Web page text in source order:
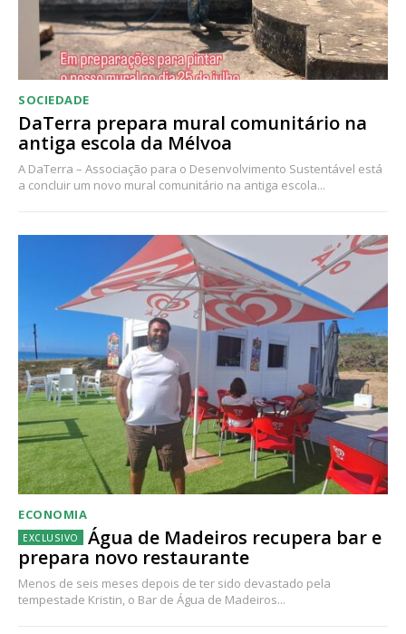
Escolha o plano
SOCIEDADE
DaTerra prepara mural comunitário na
antiga escola da Mélvoa
A DaTerra – Associação para o Desenvolvimento Sustentável está
a concluir um novo mural comunitário na antiga escola...
ECONOMIA
Água de Madeiros recupera bar e
prepara novo restaurante
Menos de seis meses depois de ter sido devastado pela
tempestade Kristin, o Bar de Água de Madeiros...